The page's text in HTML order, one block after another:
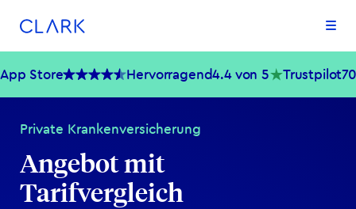
App Store Hervorragend4.4 von 5 Trustpilot
Private Kranken­versicherung
Angebot mit
Tarifvergleich